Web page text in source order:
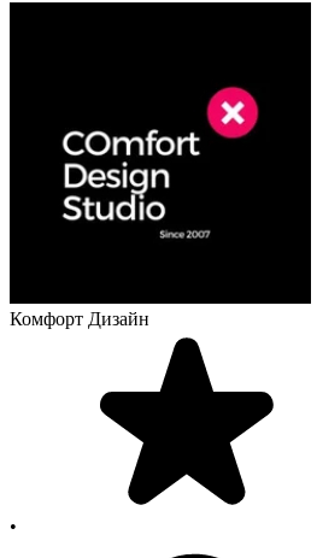
Комфорт Дизайн
•